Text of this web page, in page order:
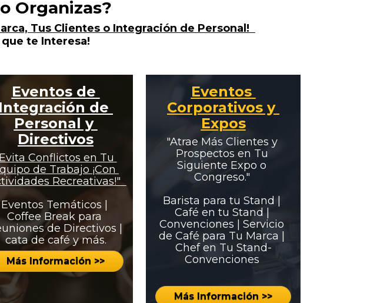
Organizas?
Tus Clientes o Integración de Personal!
que te Interesa!
Eventos de
Integración de
Personal y
Directivos
Conflictos en Tu
de Trabajo ¡Con
Actividades Recreativas!"
Eventos Temáticos |
Coffee Break para
de Directivos |
cata de café y más.
Más Información >>
Eventos
Corporativos y
Expos
"Atrae Más Clientes y
Prospectos en Tu
Siguiente Expo o
Congreso."
Barista para tu Stand |
Café en tu Stand |
Convenciones | Servicio
de Café para Tu Marca |
Chef en Tu Stand-
Convenciones
Más Información >>